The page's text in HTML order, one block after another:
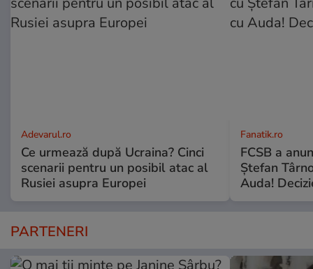
Adevarul.ro
Ce urmează după Ucraina? Cinci
scenarii pentru un posibil atac al
Rusiei asupra Europei
Fanatik.ro
FCSB a
Ștefan
Auda!
PARTENERI